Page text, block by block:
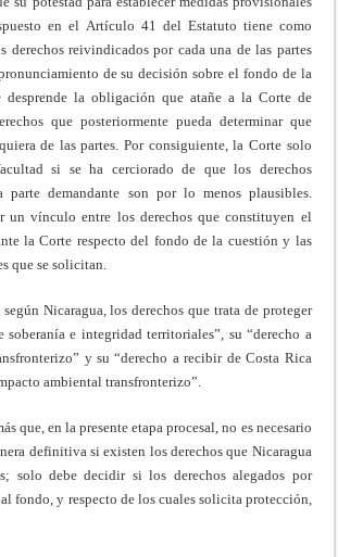
en el Artículo 41 del Estatuto tiene como
derechos reivindicados por cada una de las partes
de su decisión sobre el fondo de la
desprende la obligación que atañe a la Corte de
que posteriormente pueda determinar que
de las partes. Por consiguiente, la Corte solo
si se ha cerciorado de que los derechos
parte demandante son por lo menos plausibles.
un vínculo entre los derechos que constituyen el
la Corte respecto del fondo de la cuestión y las
que se solicitan.
Nicaragua, los derechos que trata de proteger
soberanía e integridad territoriales”, su “derecho a
y su “derecho a recibir de Costa Rica
ambiental transfronterizo”.
que, en la presente etapa procesal, no es necesario
definitiva si existen los derechos que Nicaragua
solo debe decidir si los derechos alegados por
fondo, y respecto de los cuales solicita protección,